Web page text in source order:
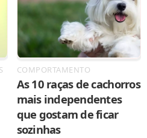
COMPORTAMENTO
As 10 raças de cachorros
mais independentes
que gostam de ficar
sozinhas